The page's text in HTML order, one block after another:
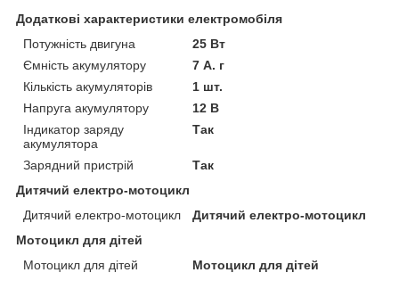
Додаткові характеристики електромобіля
Потужність двигуна
25 Вт
Ємність акумулятору
7 А. г
Кількість акумуляторів
1 шт.
Напруга акумулятору
12 В
Індикатор заряду
акумулятора
Так
Зарядний пристрій
Так
Дитячий електро-мотоцикл
Дитячий електро-мотоцикл
Дитячий електро-мотоцикл
Мотоцикл для дітей
Мотоцикл для дітей
Мотоцикл для дітей